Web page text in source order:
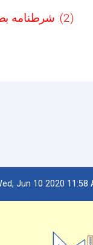
(2): شرطنامه بصورت سافت به داوطلبان توزیع میگردد. والسلام
Jun 10 2020 11:58